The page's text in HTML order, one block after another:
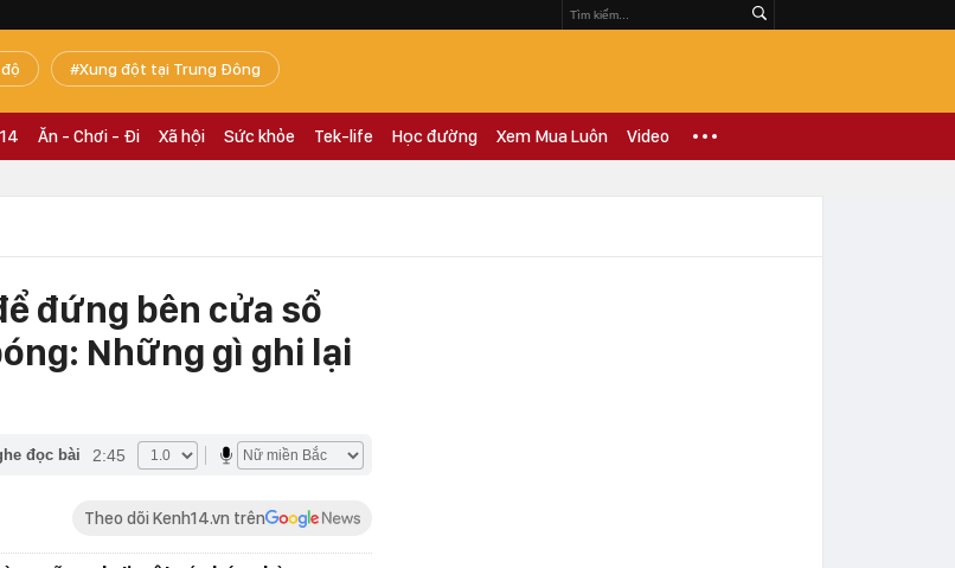
Xung đột tại Trung Đông
Ăn - Chơi - Đi Xã hội Sức khỏe Tek-life Học đường Xem Mua Luôn Video
đứng bên cửa sổ
Những gì ghi lại
đọc bài 2:45
Theo dõi Kenh14.vn trên